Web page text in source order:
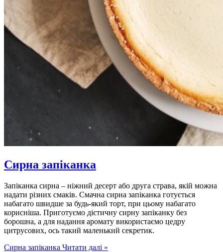
Сирна запіканка
Запіканка сирна – ніжний десерт або друга страва, якій можна
надати різних смаків. Смачна сирна запіканка готується
набагато швидше за будь-який торт, при цьому набагато
корисніша. Приготуємо дієтичну сирну запіканку без
борошна, а для надання аромату використаємо цедру
цитрусових, ось такий маленький секретик.
Сирна запіканка Читати далі »